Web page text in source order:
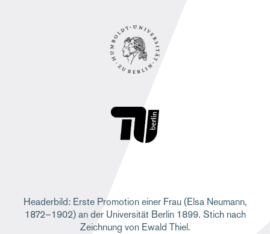
Headerbild: Erste Promotion einer Frau (Elsa Neumann,
1872–1902) an der Universität Berlin 1899. Stich nach
Zeichnung von Ewald Thiel.